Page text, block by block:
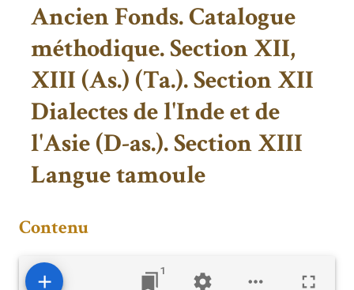
Ancien Fonds. Catalogue
méthodique. Section XII,
XIII (As.) (Ta.). Section XII
Dialectes de l'Inde et de
l'Asie (D-as.). Section XIII
Langue tamoule
Contenu
1